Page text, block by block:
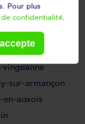
villeneuve-
vingeanne
sur-armançon
auxois
Pour plus
confidentialité.